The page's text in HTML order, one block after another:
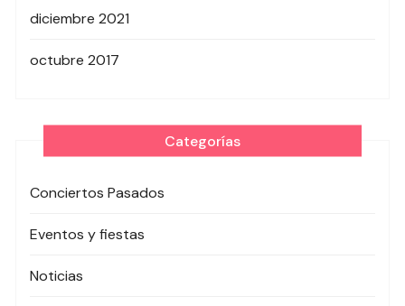
diciembre 2021
octubre 2017
Categorías
Conciertos Pasados
Eventos y fiestas
Noticias